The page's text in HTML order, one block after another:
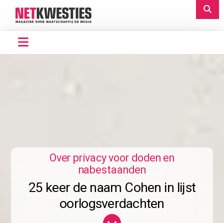
Over privacy voor doden en
nabestaanden
25 keer de naam Cohen in lijst
oorlogsverdachten